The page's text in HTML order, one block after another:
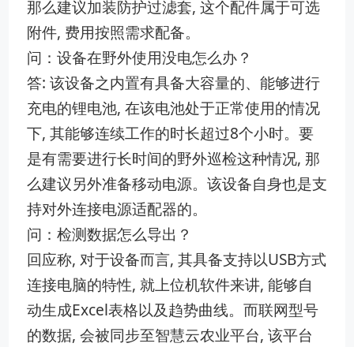
那么建议加装防护过滤套, 这个配件‌属​于可选
附件, 费用按照需求配备。
问：设备在野外使用没电怎么办？
答: ‍该设‌备之‍内置有具备大⁠容量的、能够⁠进行
充电的⁠锂电池, 在该电池​处于正常使用的情‍况
下, 其能够连‍续工‍作的时长超过8个小时。要‌
是有需要进行长时‌间‍的野外巡检这种⁠情‍况, 那
么建议另外⁠准备移‍动电源。该设备自‌身也是支
持对外连接电源适配器的。
问：检测数据怎么导出？
回应‌称, 对于设‌备而言, 其具备支持以‌USB方式
连‍接电脑的特​性,‍ 就上位机⁠软件来讲,​ ‌能够自
动生成Excel表格以及趋势曲线。而联‌网型号
的‍数据, 会‌被同步至智慧云农‌业平台,‌ 该平台